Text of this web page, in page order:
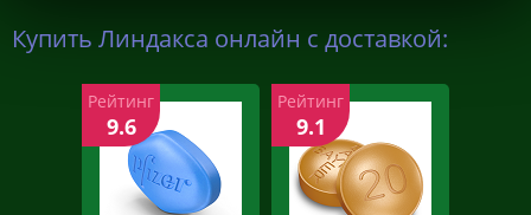
Купить Линдакса онлайн с доставкой:
Рейтинг
9.6
Рейтинг
9.1